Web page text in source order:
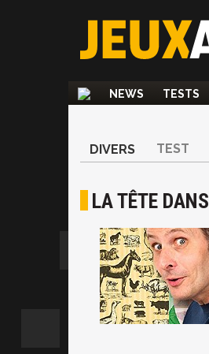
NEWS TESTS
DIVERS TEST
LA TÊTE